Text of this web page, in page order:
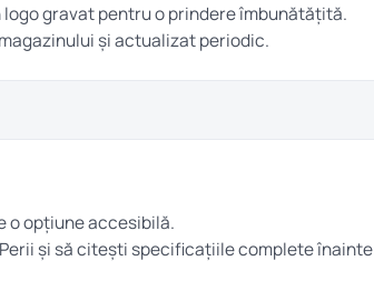
gravat pentru o prindere îmbunătățită.
și actualizat periodic.
o opțiune accesibilă.
Perii și să citești specificațiile complete înainte